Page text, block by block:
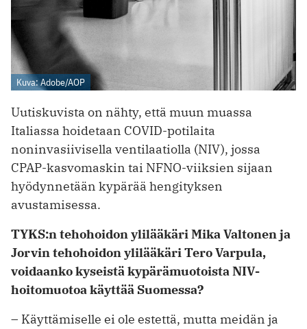
Kuva: Adobe/AOP
Uutiskuvista on nähty, että muun muassa
Italiassa hoidetaan COVID-potilaita
noninvasiivisella ventilaatiolla (NIV), jossa
CPAP-kasvomaskin tai NFNO-viiksien sijaan
hyödynnetään kypärää hengityksen
avustamisessa.
TYKS:n tehohoidon ylilääkäri Mika Valtonen ja
Jorvin tehohoidon ylilääkäri Tero Varpula,
voidaanko kyseistä kypärämuotoista NIV-
hoitomuotoa käyttää Suomessa?
– Käyttämiselle ei ole estettä, mutta meidän ja